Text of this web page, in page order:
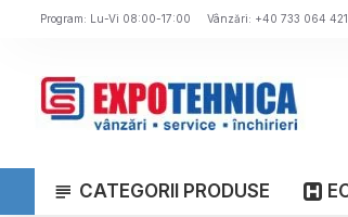
Program: Lu-Vi 08:00-17:00 Vânzări: +40 733 064 421
CATEGORII PRODUSE